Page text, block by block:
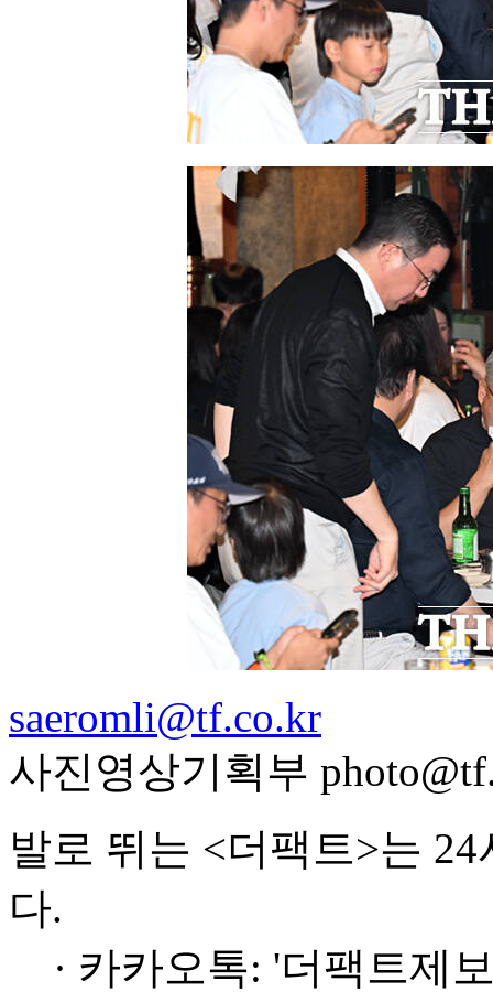
saeromli@tf.co.kr
사진영상기획부
발로 뛰는 <더팩트>는
다.
· 카카오톡: '더팩트제